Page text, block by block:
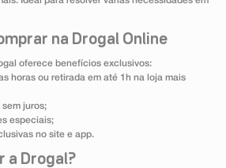
na Drogal Online
oferece benefícios exclusivos:
horas ou retirada em até 1h na loja mais
sem juros;
especiais;
no site e app.
a Drogal?